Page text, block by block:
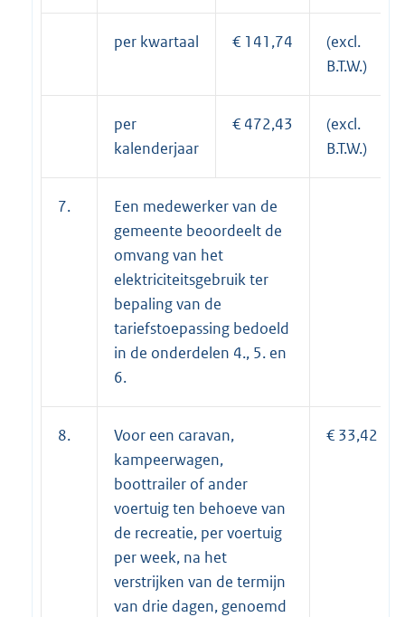
per kwartaal € 141,74
(excl.
B.T.W.)
per
kalenderjaar
€ 472,43
(excl.
B.T.W.)
7.
Een medewerker van de
gemeente beoordeelt de
omvang van het
elektriciteitsgebruik ter
bepaling van de
tariefstoepassing bedoeld
in de onderdelen 4., 5. en
6.
8.
Voor een caravan,
kampeerwagen,
boottrailer of ander
voertuig ten behoeve van
de recreatie, per voertuig
per week, na het
verstrijken van de termijn
van drie dagen, genoemd
€ 33,42